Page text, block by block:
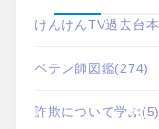
けんけんTV過去台本
ペテン師図鑑(274)
詐欺について学ぶ(5)